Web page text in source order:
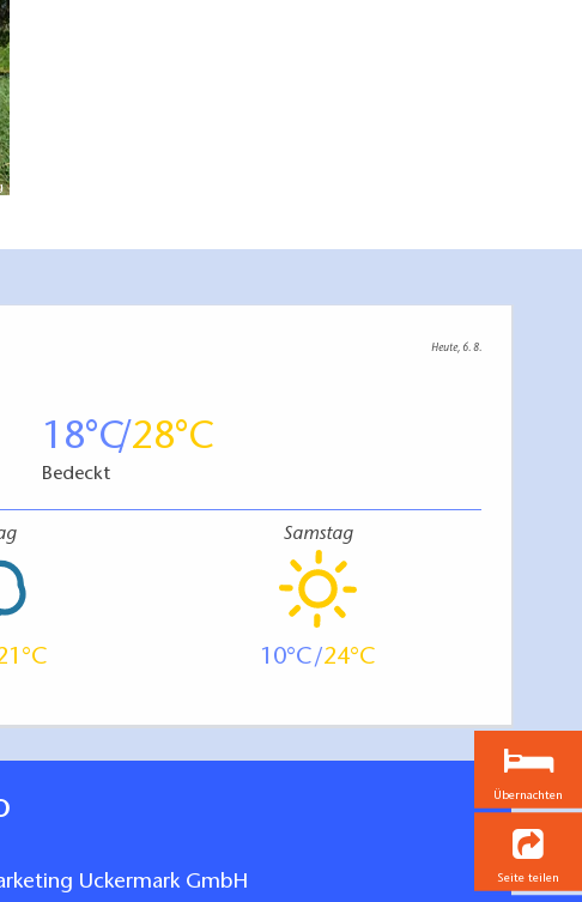
Heute, 6. 8.
18 28
Bedeckt
Samstag
10 24
Uckermark GmbH
Übernachten
Seite teilen